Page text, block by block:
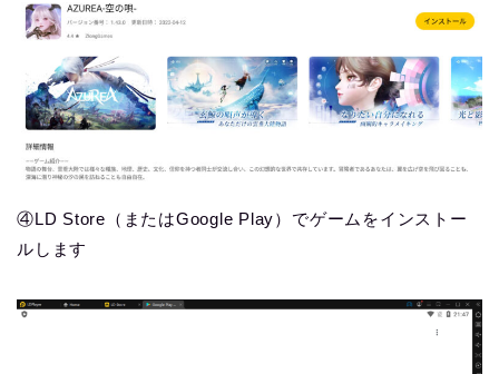
④LD Store（またはGoogle Play）でゲームをインストー
ルします